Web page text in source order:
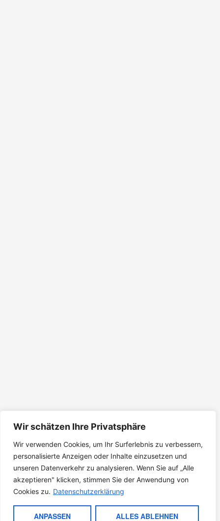
Wir schätzen Ihre Privatsphäre
Wir verwenden Cookies, um Ihr Surferlebnis zu verbessern,
personalisierte Anzeigen oder Inhalte einzusetzen und
unseren Datenverkehr zu analysieren. Wenn Sie auf „Alle
akzeptieren" klicken, stimmen Sie der Anwendung von
Cookies zu. Datenschutzerklärung
ANPASSEN ALLES ABLEHNEN